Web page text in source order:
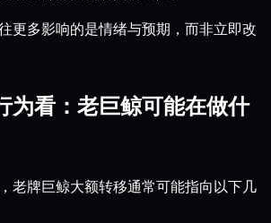
更多影响的是情绪与预期，而非立即改
为看：老巨鲸可能在做什
老牌巨鲸大额转移通常可能指向以下几